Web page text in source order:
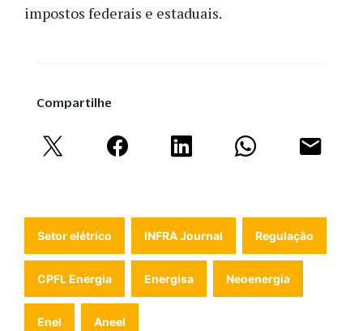
impostos federais e estaduais.
Compartilhe
Setor elétrico INFRA Journal Regulação
CPFL Energia Energisa Neoenergia
Enel Aneel